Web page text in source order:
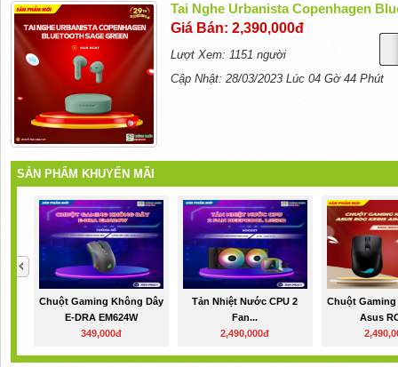
Tai Nghe Urbanista Copenhagen
Giá Bán: 2,390,000đ
Lượt Xem: 1151 người
Cập Nhật: 28/03/2023 Lúc 04 Gờ 44 Phút
SẢN PHẨM KHUYẾN MÃI
Chuột Gaming Không Dây
E-DRA EM624W
349,000đ
Tản Nhiệt Nước CPU 2
Fan...
2,490,000đ
Chuột
Asus